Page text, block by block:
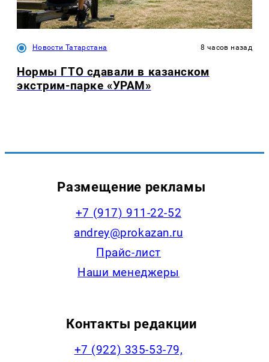
Новости Татарстана 8 часов назад
Нормы ГТО сдавали в казанском
экстрим-парке «УРАМ»
Размещение рекламы
+7 (917) 911-22-52
andrey@prokazan.ru
Прайс-лист
Наши менеджеры
Контакты редакции
+7 (922) 335-53-79,